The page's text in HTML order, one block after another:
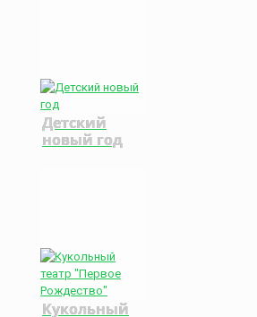
Детский
новый год
Кукольный